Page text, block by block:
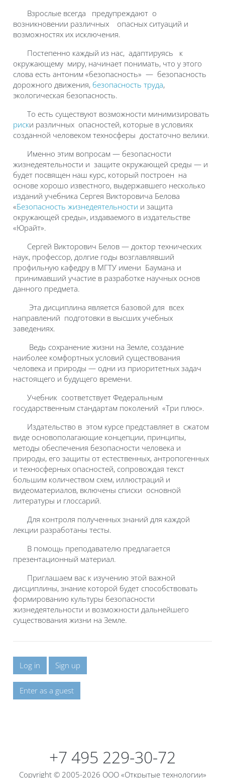
Взрослые всегда предупреждают о
возникновении различных опасных ситуаций и
возможностях их исключения.
Постепенно каждый из нас, адаптируясь к
окружающему миру, начинает понимать, что у этого
слова есть антоним «безопасность» — безопасность
дорожного движения, безопасность труда,
экологическая безопасность.
То есть существуют возможности минимизировать
риски различных опасностей, которые в условиях
созданной человеком техносферы достаточно велики.
Именно этим вопросам — безопасности
жизнедеятельности и защите окружающей среды — и
будет посвящен наш курс, который построен на
основе хорошо известного, выдержавшего несколько
изданий учебника Сергея Викторовича Белова
«Безопасность жизнедеятельности и защита
окружающей среды», издаваемого в издательстве
«Юрайт».
Сергей Викторович Белов — доктор технических
наук, профессор, долгие годы возглавлявший
профильную кафедру в МГТУ имени Баумана и
принимавший участие в разработке научных основ
данного предмета.
Эта дисциплина является базовой для всех
направлений подготовки в высших учебных
заведениях.
Ведь сохранение жизни на Земле, создание
наиболее комфортных условий существования
человека и природы — одни из приоритетных задач
настоящего и будущего времени.
Учебник соответствует Федеральным
государственным стандартам поколений «Три плюс».
Издательство в этом курсе представляет в сжатом
виде основополагающие концепции, принципы,
методы обеспечения безопасности человека и
природы, его защиты от естественных, антропогенных
и техносферных опасностей, сопровождая текст
большим количеством схем, иллюстраций и
видеоматериалов, включены списки основной
литературы и глоссарий.
Для контроля полученных знаний для каждой
лекции разработаны тесты.
В помощь преподавателю предлагается
презентационный материал.
Приглашаем вас к изучению этой важной
дисциплины, знание которой будет способствовать
формированию культуры безопасности
жизнедеятельности и возможности дальнейшего
существования жизни на Земле.
Log in Sign up
Enter as a guest
+7 495 229-30-72
Copyright © 2005-2026 ООО «Открытые технологии»